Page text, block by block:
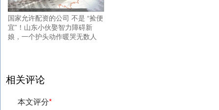
国家允许配资的公司 不是 “捡便
宜”！山东小伙娶智力障碍新
娘，一个护头动作暖哭无数人
相关评论
本文评分*